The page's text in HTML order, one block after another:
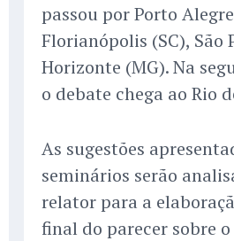
passou por Porto
Florianópolis (SC), São
Horizonte (MG). Na
o debate chega ao Rio
As sugestões
seminários serão
relator para a
final do parecer sobre o